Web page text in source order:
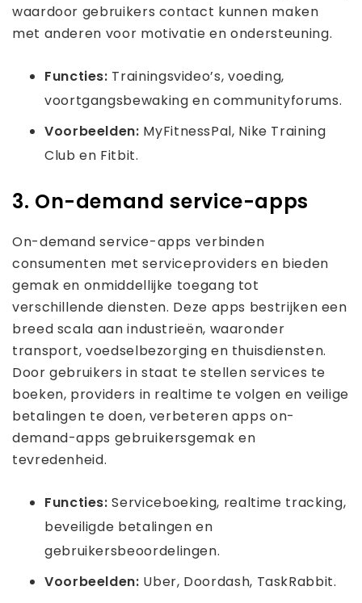
waardoor gebruikers contact kunnen maken
met anderen voor motivatie en ondersteuning.
Functies: Trainingsvideo’s, voeding,
voortgangsbewaking en communityforums.
Voorbeelden: MyFitnessPal, Nike Training
Club en Fitbit.
3. On-demand service-apps
On-demand service-apps verbinden
consumenten met serviceproviders en bieden
gemak en onmiddellijke toegang tot
verschillende diensten. Deze apps bestrijken een
breed scala aan industrieën, waaronder
transport, voedselbezorging en thuisdiensten.
Door gebruikers in staat te stellen services te
boeken, providers in realtime te volgen en veilige
betalingen te doen, verbeteren apps on-
demand-apps gebruikersgemak en
tevredenheid.
Functies:Serviceboeking, realtime tracking,
beveiligde betalingen en
gebruikersbeoordelingen.
Voorbeelden: Uber, Doordash, TaskRabbit.